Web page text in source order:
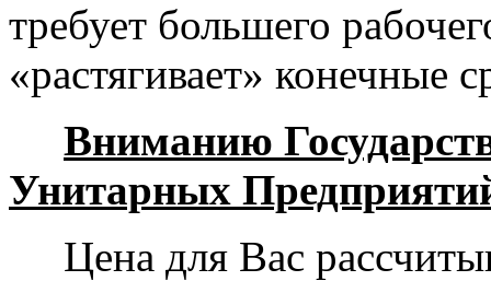
требует большего
«растягивает» конечные
Вниманию
Унитарных
Цена для Вас